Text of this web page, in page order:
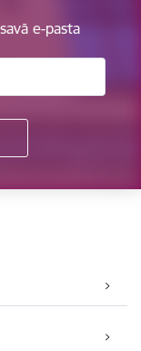
e-pasta